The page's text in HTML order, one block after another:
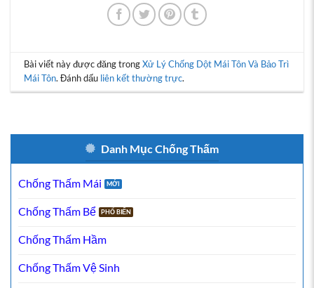
Bài viết này được đăng trongXử Lý Chống Dột Mái Tôn Và Bảo Trì
Mái Tôn. Đánh dấu liên kết thường trực.
Danh Mục Chống Thấm
Chống Thấm Mái
Chống Thấm Bể
Chống Thấm Hầm
Chống Thấm Vệ Sinh